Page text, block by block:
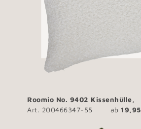
Roomio No. 9402 Kissenhülle,
Art. 200466347-55 ab 19,95